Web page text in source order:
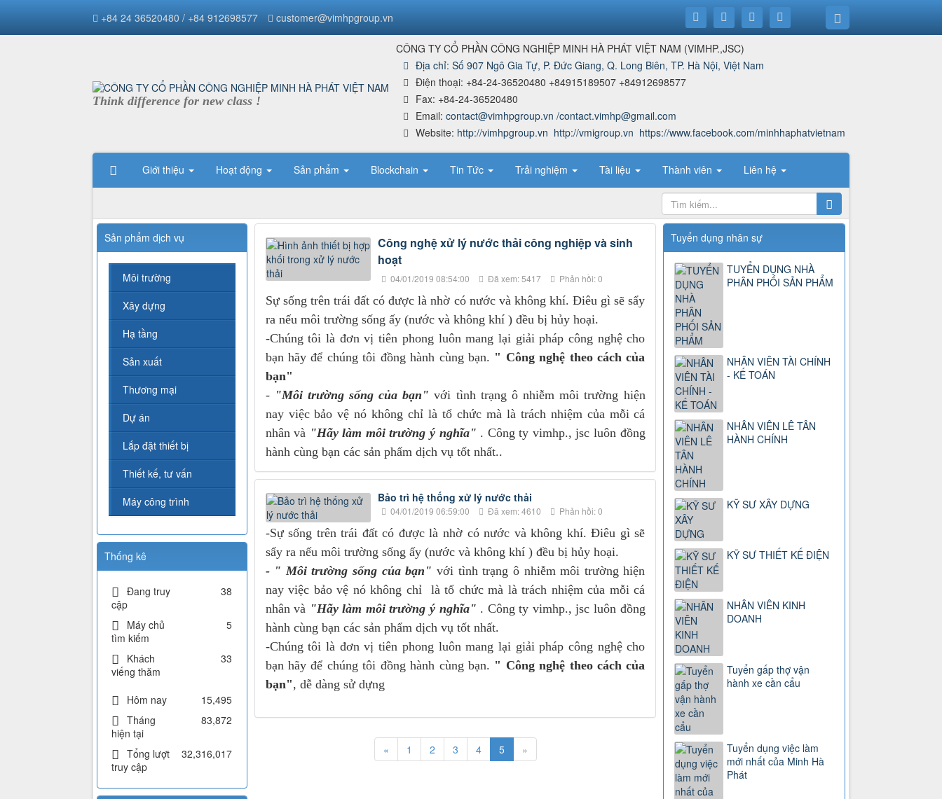
+84 24 36520480 / +84 912698577 customer@vimhpgroup.vn
Think difference for new class !
CÔNG TY CỔ PHẦN CÔNG NGHIỆP MINH HÀ PHÁT VIỆT NAM (VIMHP.,JSC)
Địa chỉ: Số 907 Ngô Gia Tự, P. Đức Giang, Q. Long Biên, TP. Hà Nội, Việt Nam
Điện thoại: +84-24-36520480 +84915189507 +84912698577
Fax: +84-24-36520480
Email: contact@vimhpgroup.vn /contact.vimhp@gmail.com
Website: http://vimhpgroup.vn http://vmigroup.vn https://www.facebook.com/minhhaphatvietnam
Giới thiệu Hoạt động Sản phẩm Blockchain Tin Tức Trải nghiệm Tài liệu Thành viên Liên hệ
Công nghệ xử lý nước thải công nghiệp và sinh
hoạt
04/01/2019 08:54:00 Đã xem: 5417 Phản hồi: 0
Sự sống trên trái đất có được là nhờ có nước và không khí. Điêu gì sẽ sẩy
ra nếu môi trường sống ấy (nước và không khí ) đều bị hủy hoại.
-Chúng tôi là đơn vị tiên phong luôn mang lại giải pháp công nghệ cho
bạn hãy để chúng tôi đồng hành cùng bạn. " Công nghệ theo cách của
bạn"
- "Môi trường sống của bạn" với tình trạng ô nhiễm môi trường hiện
nay việc bảo vệ nó không chỉ là tổ chức mà là trách nhiệm của mỗi cá
nhân và "Hãy làm môi trường ý nghĩa" . Công ty vimhp., jsc luôn đồng
hành cùng bạn các sản phẩm dịch vụ tốt nhất..
Bảo trì hệ thống xử lý nước thải
04/01/2019 06:59:00 Đã xem: 4610 Phản hồi: 0
-Sự sống trên trái đất có được là nhờ có nước và không khí. Điêu gì sẽ
sẩy ra nếu môi trường sống ấy (nước và không khí ) đều bị hủy hoại.
- " Môi trường sống của bạn" với tình trạng ô nhiễm môi trường hiện
nay việc bảo vệ nó không chỉ là tổ chức mà là trách nhiệm của mỗi cá
nhân và "Hãy làm môi trường ý nghĩa" . Công ty vimhp., jsc luôn đồng
hành cùng bạn các sản phẩm dịch vụ tốt nhất.
-Chúng tôi là đơn vị tiên phong luôn mang lại giải pháp công nghệ cho
bạn hãy để chúng tôi đồng hành cùng bạn. " Công nghệ theo cách của
bạn", dễ dàng sử dựng
« 1 2 3 4 5 »
Tuyển dụng nhân sự
TUYỂN DỤNG NHÀ
PHÂN PHỐI SẢN PHẨM
NHÂN VIÊN TÀI CHÍNH
- KẾ TOÁN
NHÂN VIÊN LÊ TÂN
HÀNH CHÍNH
KỸ SƯ XÂY DỰNG
KỸ SƯ THIẾT KẾ ĐIỆN
NHÂN VIÊN KINH
DOANH
Tuyển gấp thợ vận
hành xe cần cẩu
Tuyển dụng việc làm
mới nhất của Minh Hà
Phát
Sản phẩm dịch vụ
Môi trường
Xây dựng
Hạ tầng
Sản xuất
Thương mại
Dự án
Lắp đặt thiết bị
Thiết kế, tư vấn
Máy công trình
Thống kê
Đang truy
cập
38
Máy chủ
tìm kiếm
5
Khách
viếng thăm
33
Hôm nay
15,495
Tháng
hiện tại
83,872
Tổng lượt
truy cập
32,316,017